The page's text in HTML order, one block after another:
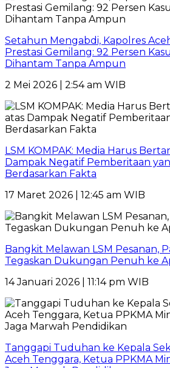
Setahun Mengabdi, Kapolres
Prestasi Gemilang: 92 Persen
Dihantam Tanpa Ampun
2 Mei 2026 | 2:54 am WIB
LSM KOMPAK: Media Harus
Dampak Negatif Pemberitaan
Berdasarkan Fakta
17 Maret 2026 | 12:45 am WIB
Bangkit Melawan LSM Pesanan,
Tegaskan Dukungan Penuh ke
14 Januari 2026 | 11:14 pm WIB
Tanggapi Tuduhan ke Kepala
Aceh Tenggara, Ketua PPKMA